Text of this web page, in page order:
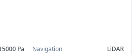
Pa Navigation
LiDAR